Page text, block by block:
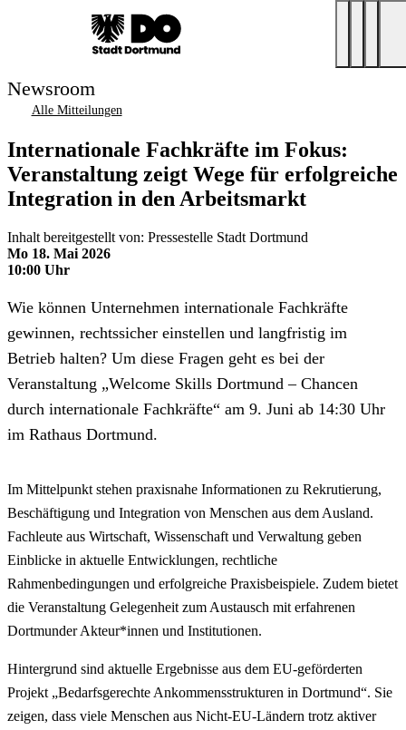
Newsroom
Alle Mitteilungen
Internationale Fachkräfte im Fokus:
Veranstaltung zeigt Wege für erfolgreiche
Integration in den Arbeitsmarkt
Inhalt bereitgestellt von: Pressestelle Stadt Dortmund
Mo 18. Mai 2026
10:00 Uhr
Wie können Unternehmen internationale Fachkräfte
gewinnen, rechtssicher einstellen und langfristig im
Betrieb halten? Um diese Fragen geht es bei der
Veranstaltung „Welcome Skills Dortmund – Chancen
durch internationale Fachkräfte“ am 9. Juni ab 14:30 Uhr
im Rathaus Dortmund.
Im Mittelpunkt stehen praxisnahe Informationen zu Rekrutierung,
Beschäftigung und Integration von Menschen aus dem Ausland.
Fachleute aus Wirtschaft, Wissenschaft und Verwaltung geben
Einblicke in aktuelle Entwicklungen, rechtliche
Rahmenbedingungen und erfolgreiche Praxisbeispiele. Zudem bietet
die Veranstaltung Gelegenheit zum Austausch mit erfahrenen
Dortmunder Akteur*innen und Institutionen.
Hintergrund sind aktuelle Ergebnisse aus dem EU-geförderten
Projekt „Bedarfsgerechte Ankommensstrukturen in Dortmund“. Sie
zeigen, dass viele Menschen aus Nicht-EU-Ländern trotz aktiver